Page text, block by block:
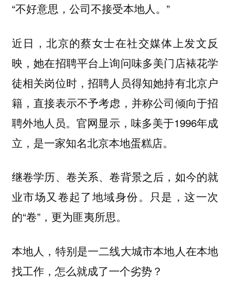
“不好意思，公司不接受本地人。”
近日，北京的蔡女士在社交媒体上发文反
映，她在招聘平台上询问味多美门店裱花学
徒相关岗位时，招聘人员得知她持有北京户
籍，直接表示不予考虑，并称公司倾向于招
聘外地人员。官网显示，味多美于1996年成
立，是一家知名北京本地蛋糕店。
继卷学历、卷关系、卷背景之后，如今的就
业市场又卷起了地域身份。只是，这一次
的“卷”，更为匪夷所思。
本地人，特别是一二线大城市本地人在本地
找工作，怎么就成了一个劣势？